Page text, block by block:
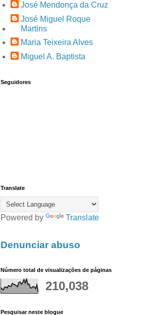
José Mendonça da Cruz
José Miguel Roque
Martins
Maria Teixeira Alves
Miguel A. Baptista
Seguidores
Translate
Powered by Translate
Denunciar abuso
Número total de visualizações de páginas
210,038
Pesquisar neste blogue